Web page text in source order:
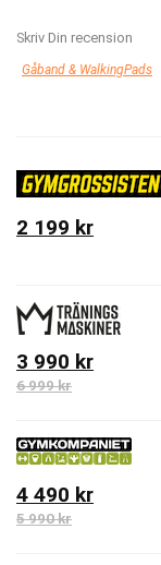
Skriv Din recension
Gåband & WalkingPads
2 199 kr
3 990 kr
6 999 kr
4 490 kr
5 990 kr